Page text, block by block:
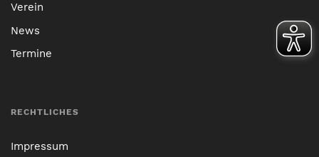
Verein
News
Termine
RECHTLICHES
Impressum